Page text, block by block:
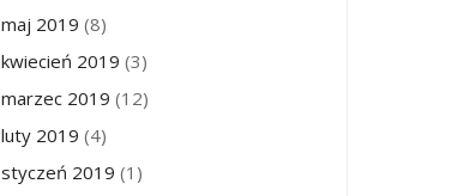
maj 2019 (8)
kwiecień 2019 (3)
marzec 2019 (12)
luty 2019 (4)
styczeń 2019 (1)